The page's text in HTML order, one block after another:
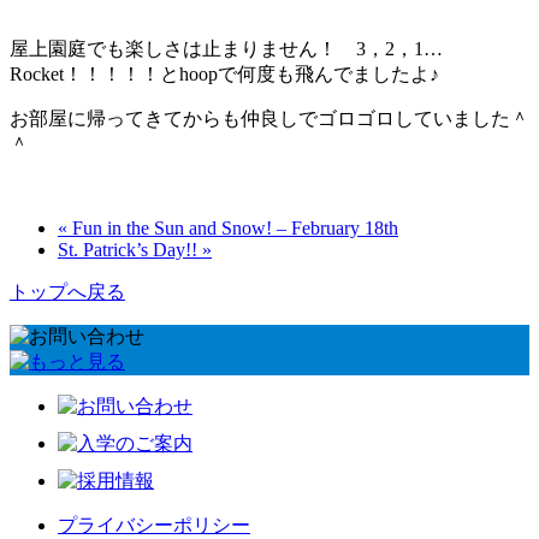
屋上園庭でも楽しさは止まりません！ 3，2，1…
Rocket！！！！！とhoopで何度も飛んでましたよ♪
お部屋に帰ってきてからも仲良しでゴロゴロしていました＾
＾
« Fun in the Sun and Snow! – February 18th
St. Patrick’s Day!! »
トップへ戻る
プライバシーポリシー